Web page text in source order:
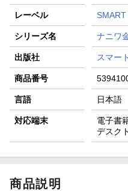
レーベル
シリーズ名 ナニワ
出版社 スマー
商品番号
言語 日本語
対応端末
電子書
デスク
商品説明